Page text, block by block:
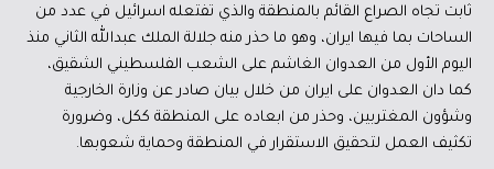
ثابت تجاه الصراع القائم بالمنطقة والذي تفتعله اسرائيل في عدد من
الساحات بما فيها ايران، وهو ما حذر منه جلالة الملك عبدالله الثاني منذ
اليوم الأول من العدوان الغاشم على الشعب الفلسطيني الشقيق،
كما دان العدوان على ايران من خلال بيان صادر عن وزارة الخارجية
وشؤون المغتربين، وحذر من ابعاده على المنطقة ككل، وضرورة
تكثيف العمل لتحقيق الاستقرار في المنطقة وحماية شعوبها.